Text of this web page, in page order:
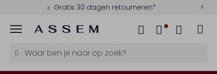
Gratis 30 dagen retourneren*
Menu